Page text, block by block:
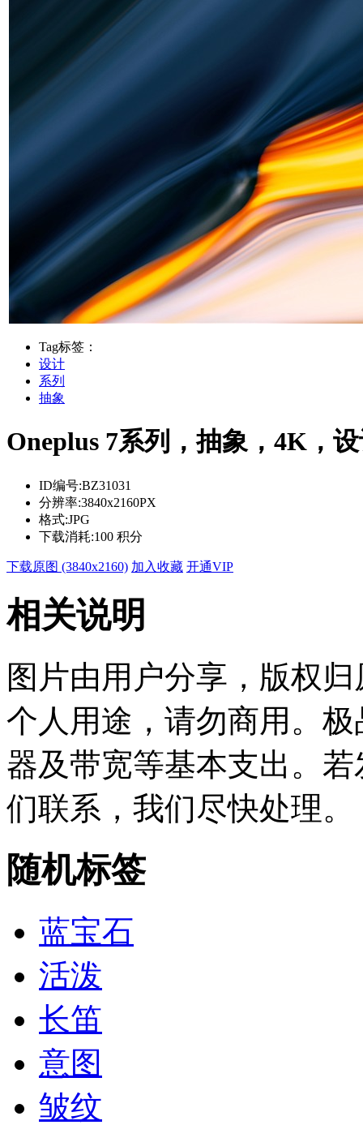
Tag标签：
设计
系列
抽象
Oneplus 7系列，抽象，4K，
ID编号:BZ31031
分辨率:3840x2160PX
格式:JPG
下载消耗:100 积分
下载原图 (3840x2160) 加入收藏 开通VIP
相关说明
图片由用户分享，版权
个人用途，请勿商用。
器及带宽等基本支出。
们联系，我们尽快处理。
随机标签
蓝宝石
活泼
长笛
意图
皱纹